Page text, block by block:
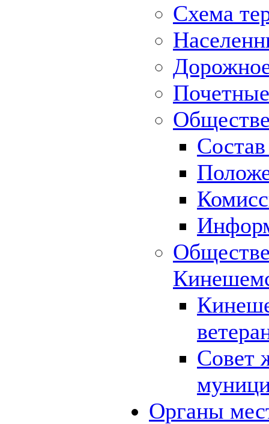
Схема
Совет
Органы